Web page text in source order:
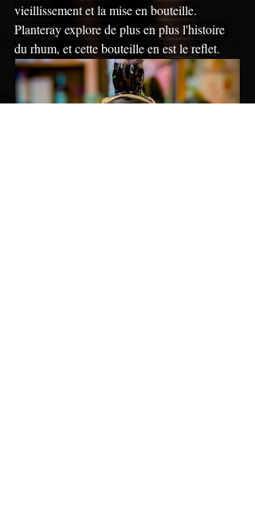
vieillissement et la mise en bouteille.
Planteray explore de plus en plus l'histoire
du rhum, et cette bouteille en est le reflet.